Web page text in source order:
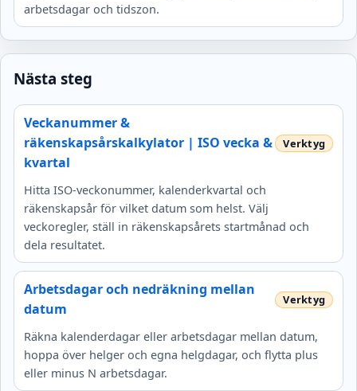
arbetsdagar och tidszon.
Nästa steg
Veckanummer &
räkenskapsårskalkylator | ISO vecka &
kvartal
Hitta ISO-veckonummer, kalenderkvartal och
räkenskapsår för vilket datum som helst. Välj
veckoregler, ställ in räkenskapsårets startmånad och
dela resultatet.
Arbetsdagar och nedräkning mellan
datum
Räkna kalenderdagar eller arbetsdagar mellan datum,
hoppa över helger och egna helgdagar, och flytta plus
eller minus N arbetsdagar.